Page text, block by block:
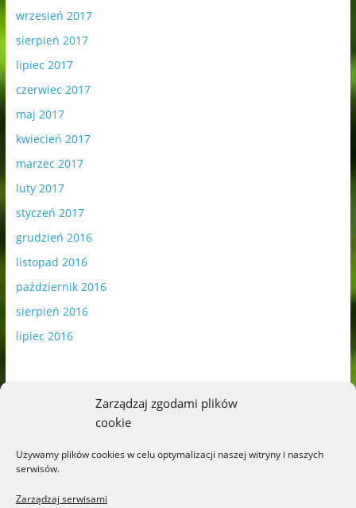
Zarządzaj zgodami plików
cookie
Używamy plików cookies w celu optymalizacji naszej witryny i naszych
serwisów.
Zarządzaj serwisami
wrzesień 2017
sierpień 2017
lipiec 2017
czerwiec 2017
maj 2017
kwiecień 2017
marzec 2017
luty 2017
styczeń 2017
grudzień 2016
listopad 2016
październik 2016
sierpień 2016
lipiec 2016